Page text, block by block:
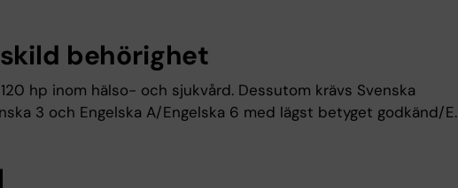
behörighet
hp inom hälso- och sjukvård. Dessutom krävs Svenska
3 och Engelska A/Engelska 6 med lägst betyget godkänd/E.